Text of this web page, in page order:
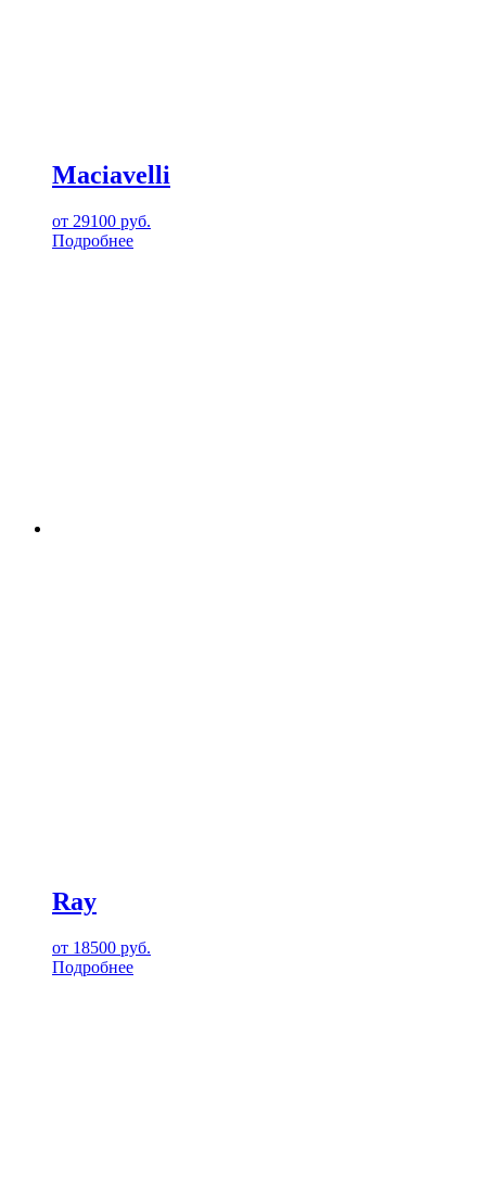
Maciavelli
от 29100 руб.
Подробнее
Ray
от 18500 руб.
Подробнее